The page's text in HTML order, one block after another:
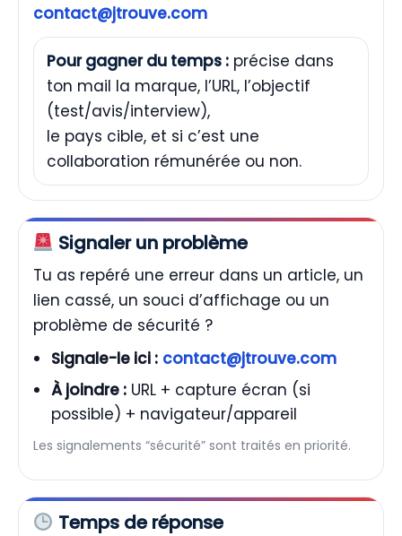
contact@jtrouve.com
Pour gagner du temps : précise dans
ton mail la marque, l’URL, l’objectif
(test/avis/interview),
le pays cible, et si c’est une
collaboration rémunérée ou non.
Signaler un problème
Tu as repéré une erreur dans un article, un
lien cassé, un souci d’affichage ou un
problème de sécurité ?
Signale-le ici : contact@jtrouve.com
À joindre : URL + capture écran (si
possible) + navigateur/appareil
Les signalements “sécurité” sont traités en priorité.
Temps de réponse